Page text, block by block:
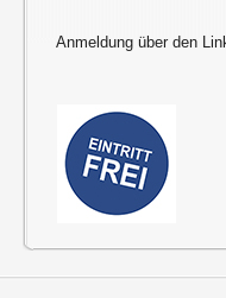
Anmeldung über den